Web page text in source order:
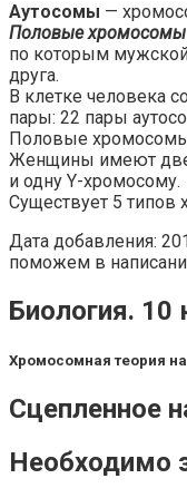
Аутосомы —
Половые хромосомы
по которым
друга.
В клетке человека
пары: 22 пары
Половые
Женщины имеют
и одну Y-хромосому.
Существует 5 типов
Дата добавления:
поможем в
Биология. 10
Хромосомная теория
Сцепленное
Необходимо